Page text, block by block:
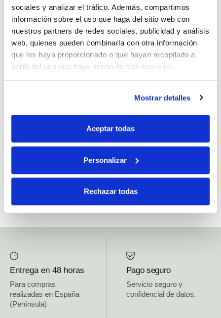
sociales y analizar el tráfico. Además, compartimos
información sobre el uso que haga del sitio web con
nuestros partners de redes sociales, publicidad y análisis
web, quienes pueden combinarla con otra información
que les haya proporcionado o que hayan recopilado a
partir del uso que haya hecho de sus servicios.
Mostrar detalles
Aceptar todas
Personalizar
Rechazar todas
Apúntate a nuestra newsletter para recibir nuestrasofertas
disfruta de un 10% de descuento en tu primera compra.
fines comerciales, legitimación: consentimiento, destinatarios: proveedor de
otros derechos, como se explica en la información adicional.
SUBSCRIBETE AHORA
Entrega en 48 horas
Para compras
realizadas en España
(Península)
Pago seguro
Servicio seguro y
confidencial de datos.